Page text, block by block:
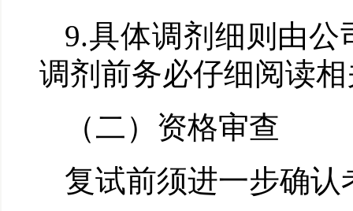
9.具体调剂细则由
调剂前务必仔细阅读
（二）资格审查
复试前须进一步确